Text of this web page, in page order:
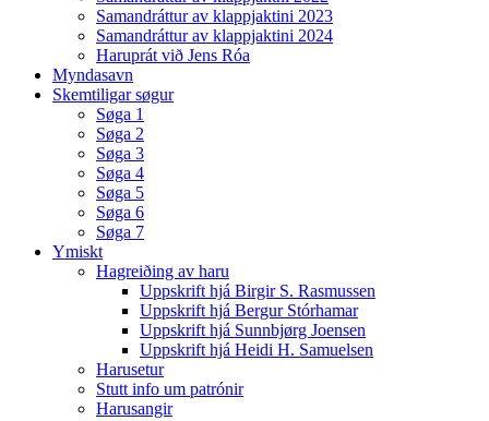
Samandráttur av klappjaktini 2023
Samandráttur av klappjaktini 2024
Haruprát við Jens Róa
Myndasavn
Skemtiligar søgur
Søga 1
Søga 2
Søga 3
Søga 4
Søga 5
Søga 6
Søga 7
Ymiskt
Hagreiðing av haru
Uppskrift hjá Birgir S. Rasmussen
Uppskrift hjá Bergur Stórhamar
Uppskrift hjá Sunnbjørg Joensen
Uppskrift hjá Heidi H. Samuelsen
Harusetur
Stutt info um patrónir
Harusangir